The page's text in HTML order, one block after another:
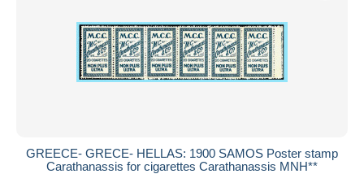
GREECE- GRECE- HELLAS: 1900 SAMOS Poster stamp
Carathanassis for cigarettes Carathanassis MNH**